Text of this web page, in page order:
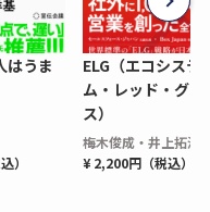
はうま
）
ELG（エコシステ
ム・レッド・グロ
ス）
梅木俊成・井上拓海
¥ 2,200円（税込）